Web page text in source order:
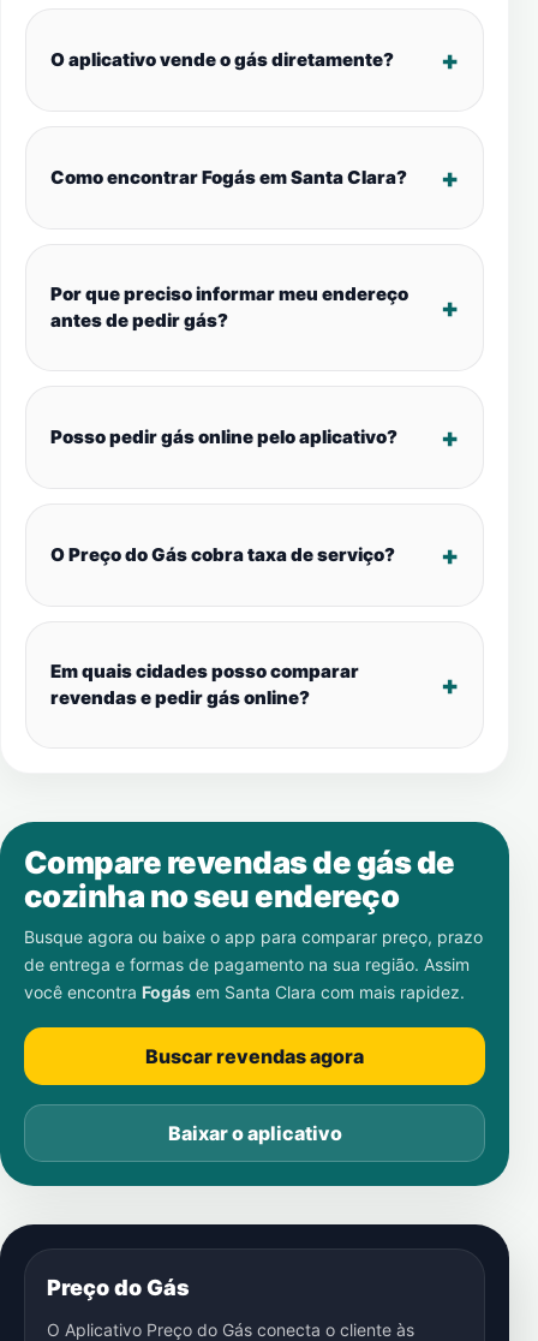
O aplicativo vende o gás diretamente?
Como encontrar Fogás em Santa Clara?
Por que preciso informar meu endereço
antes de pedir gás?
Posso pedir gás online pelo aplicativo?
O Preço do Gás cobra taxa de serviço?
Em quais cidades posso comparar
revendas e pedir gás online?
Compare revendas de gás de
cozinha no seu endereço
Busque agora ou baixe o app para comparar preço, prazo
de entrega e formas de pagamento na sua região. Assim
você encontra Fogás em Santa Clara com mais rapidez.
Buscar revendas agora
Baixar o aplicativo
Preço do Gás
O Aplicativo Preço do Gás conecta o cliente às